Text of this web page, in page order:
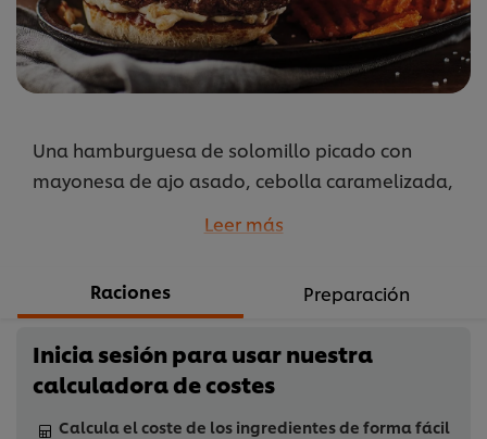
Una hamburguesa de solomillo picado con
mayonesa de ajo asado, cebolla caramelizada,
Leer más
Raciones Preparación
Inicia sesión para usar nuestra
calculadora de costes
Calcula el coste de los ingredientes de forma fácil